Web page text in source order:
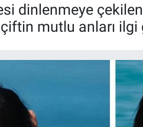
dinlenmeye
mutlu anları ilgi